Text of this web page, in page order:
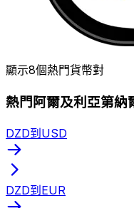
顯示8個熱門貨幣對
熱門阿爾及利亞第納
DZD到USD
DZD到EUR